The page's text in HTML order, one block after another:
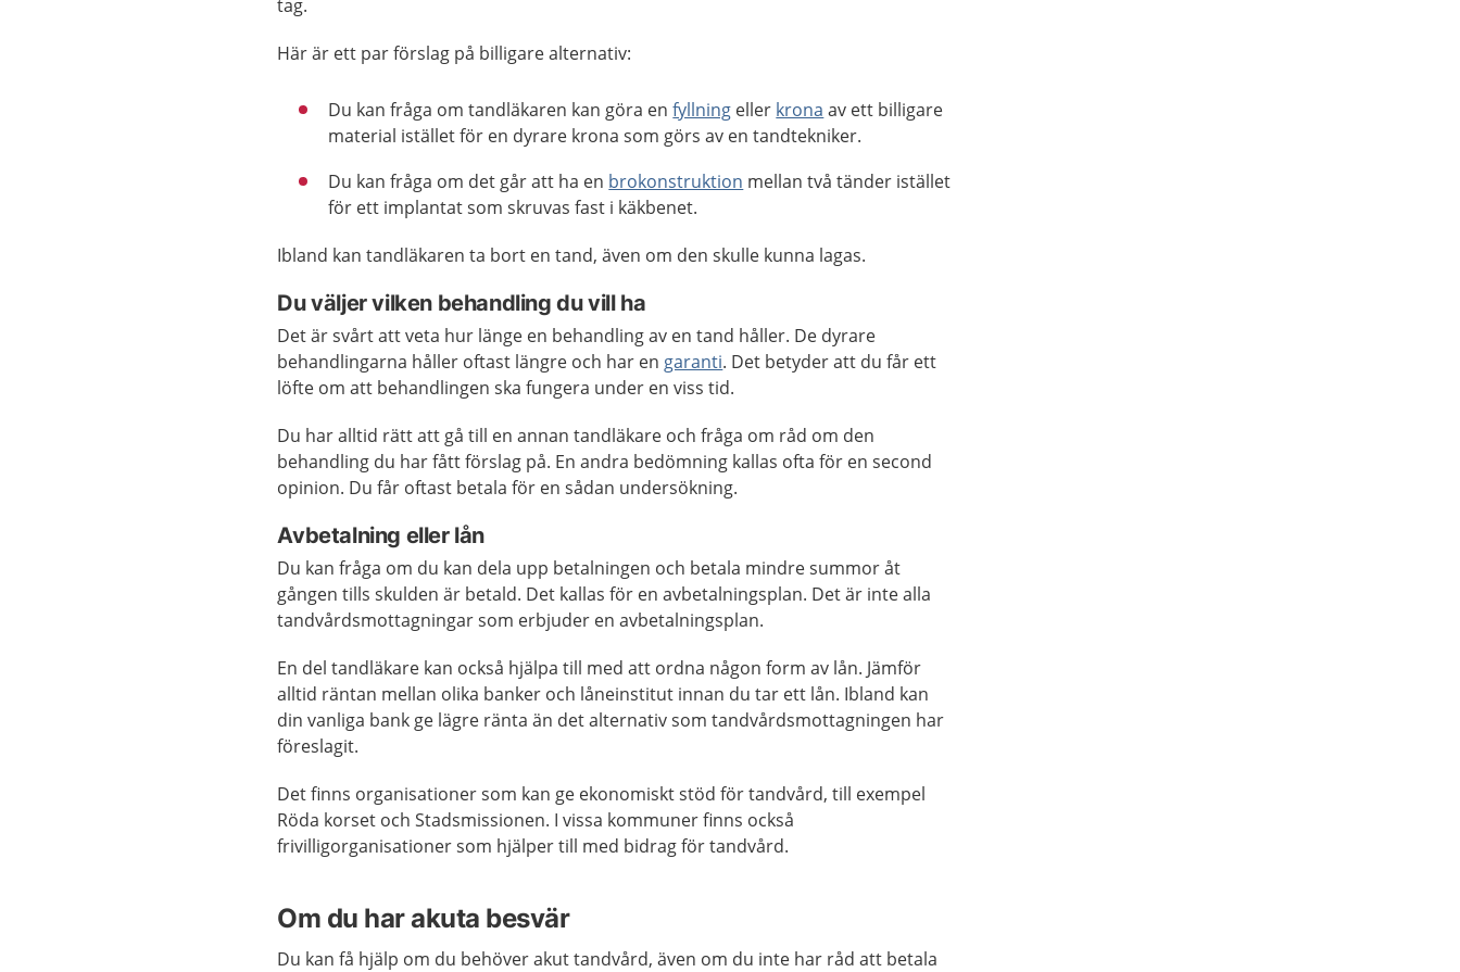
tag.
Här är ett par förslag på billigare alternativ:
Du kan fråga om tandläkaren kan göra enfyllning eller krona av ett billigare
material istället för en dyrare krona som görs av en tandtekniker.
Du kan fråga om det går att ha en brokonstruktion mellan två tänder istället
för ett implantat som skruvas fast i käkbenet.
Ibland kan tandläkaren ta bort en tand, även om den skulle kunna lagas.
Du väljer vilken behandling du vill ha
Det är svårt att veta hur länge en behandling av en tand håller. De dyrare
behandlingarna håller oftast längre och har en garanti. Det betyder att du får ett
löfte om att behandlingen ska fungera under en viss tid.
Du har alltid rätt att gå till en annan tandläkare och fråga om råd om den
behandling du har fått förslag på. En andra bedömning kallas ofta för en second
opinion. Du får oftast betala för en sådan undersökning.
Avbetalning eller lån
Du kan fråga om du kan dela upp betalningen och betala mindre summor åt
gången tills skulden är betald. Det kallas för en avbetalningsplan. Det är inte alla
tandvårdsmottagningar som erbjuder en avbetalningsplan.
En del tandläkare kan också hjälpa till med att ordna någon form av lån. Jämför
alltid räntan mellan olika banker och låneinstitut innan du tar ett lån. Ibland kan
din vanliga bank ge lägre ränta än det alternativ som tandvårdsmottagningen har
föreslagit.
Det finns organisationer som kan ge ekonomiskt stöd för tandvård, till exempel
Röda korset och Stadsmissionen. I vissa kommuner finns också
frivilligorganisationer som hjälper till med bidrag för tandvård.
Om du har akuta besvär
Du kan få hjälp om du behöver akut tandvård, även om du inte har råd att betala